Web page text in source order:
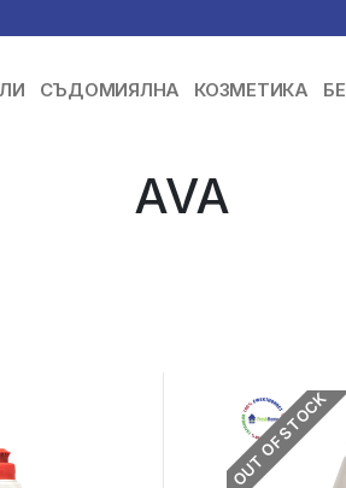
СЪДОМИЯЛНА КОЗМЕТИКА
AVA
OUT OF STOCK